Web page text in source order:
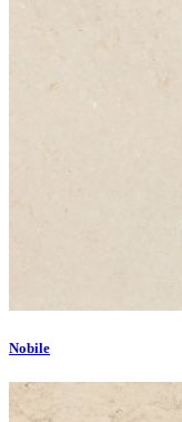
Nobile